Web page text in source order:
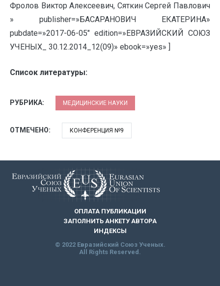
Фролов Виктор Алексеевич, Сяткин Сергей Павлович
» publisher=»БАСАРАНОВИЧ ЕКАТЕРИНА»
pubdate=»2017-06-05″ edition=»ЕВРАЗИЙСКИЙ СОЮЗ
УЧЕНЫХ_ 30.12.2014_12(09)» ebook=»yes» ]
Список литературы:
РУБРИКА: МЕДИЦИНСКИЕ НАУКИ
ОТМЕЧЕНО: КОНФЕРЕНЦИЯ №9
ОПЛАТА ПУБЛИКАЦИИ
ЗАПОЛНИТЬ АНКЕТУ АВТОРА
ИНДЕКСЫ
© 2022 Евразийский Союз Ученых.
All Rights Reserved.